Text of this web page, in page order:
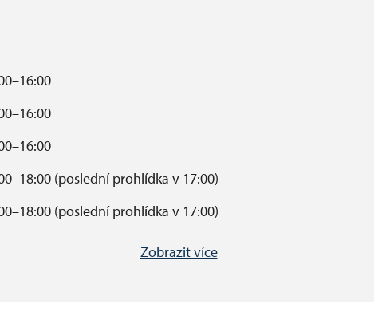
(poslední prohlídka v 17:00)
(poslední prohlídka v 17:00)
Zobrazit více